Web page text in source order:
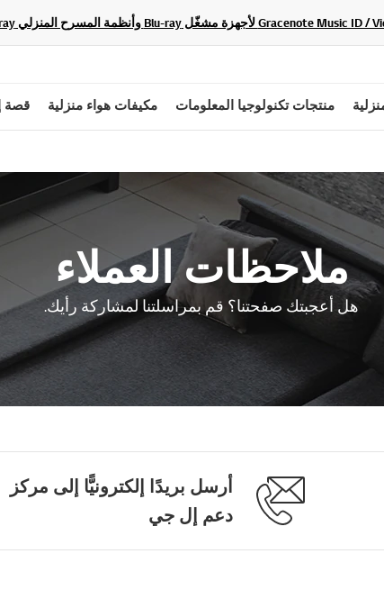
منتجات تكنولوجيا المعلومات مكيفات هواء منزلية قصة
ملاحظات العملاء
هل أعجبتك صفحتنا؟ قم بمراسلتنا لمشاركة رأيك.
أرسل بريدًا إلكترونيًّا إلى مركز
دعم إل جي